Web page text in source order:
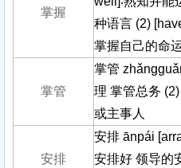
掌握
种语言 (2)
掌握自己的命
掌管
掌管
理 掌管总务
或主事人
安排
安排 ānpái
安排好 领导的